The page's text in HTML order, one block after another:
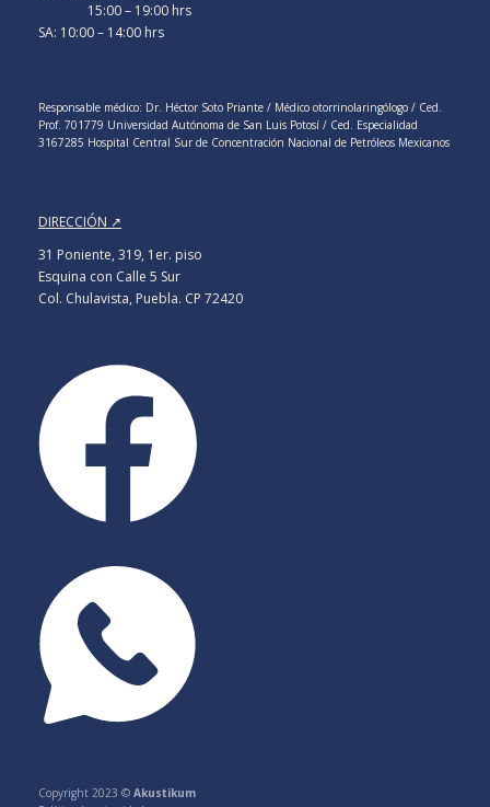
15:00 – 19:00 hrs
SA: 10:00 – 14:00 hrs
Responsable médico: Dr. Héctor Soto Priante / Médico otorrinolaringólogo / Ced.
Prof. 701779 Universidad Autónoma de San Luis Potosí / Ced. Especialidad
3167285 Hospital Central Sur de Concentración Nacional de Petróleos Mexicanos
DIRECCIÓN ↗
31 Poniente, 319, 1er. piso
Esquina con Calle 5 Sur
Col. Chulavista, Puebla. CP 72420
Copyright 2023 © Akustikum